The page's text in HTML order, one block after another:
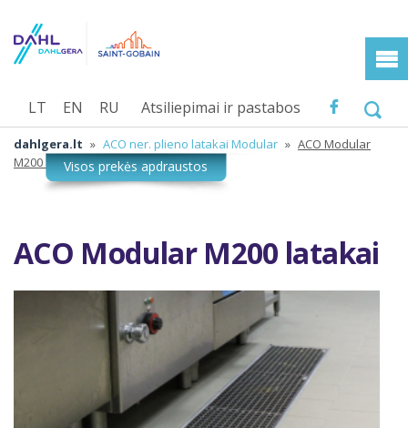
Atsiliepimai ir pastabos
LT EN RU
dahlgera.lt » ACO ner. plieno latakai Modular » ACO Modular
M200 latakai
ACO Modular M200 latakai